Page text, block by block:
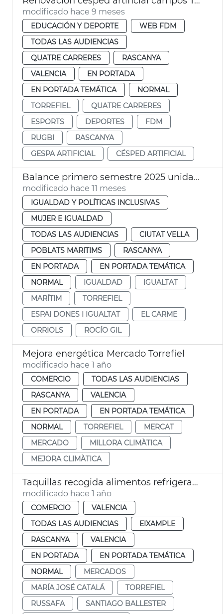
modificado hace 9 meses
EDUCACIÓN Y DEPORTE
WEB FDM
TODAS LAS AUDIENCIAS
QUATRE CARRERES
RASCANYA
VALENCIA
EN PORTADA
EN PORTADA TEMÁTICA
NORMAL
TORREFIEL
QUATRE CARRERES
ESPORTS
DEPORTES
FDM
RUGBI
RASCANYA
GESPA ARTIFICIAL
CÉSPED ARTIFICIAL
Balance primero semestre 2025 unidades igualdad Ayuntamiento de València
modificado hace 11 meses
IGUALDAD Y POLÍTICAS INCLUSIVAS
MUJER E IGUALDAD
TODAS LAS AUDIENCIAS
CIUTAT VELLA
POBLATS MARITIMS
RASCANYA
EN PORTADA
EN PORTADA TEMÁTICA
NORMAL
IGUALDAD
IGUALTAT
MARÍTIM
TORREFIEL
ESPAI DONES I IGUALTAT
EL CARME
ORRIOLS
ROCÍO GIL
Mejora energética Mercado Torrefiel
modificado hace 1 año
COMERCIO
TODAS LAS AUDIENCIAS
RASCANYA
VALENCIA
EN PORTADA
EN PORTADA TEMÁTICA
NORMAL
TORREFIEL
MERCAT
MERCADO
MILLORA CLIMÀTICA
MEJORA CLIMÀTICA
Taquillas recogida alimentos refrigerados mercados Russafa Torrefiel
modificado hace 1 año
COMERCIO
VALENCIA
TODAS LAS AUDIENCIAS
EIXAMPLE
RASCANYA
VALENCIA
EN PORTADA
EN PORTADA TEMÁTICA
NORMAL
MERCADOS
MARÍA JOSÉ CATALÁ
TORREFIEL
RUSSAFA
SANTIAGO BALLESTER